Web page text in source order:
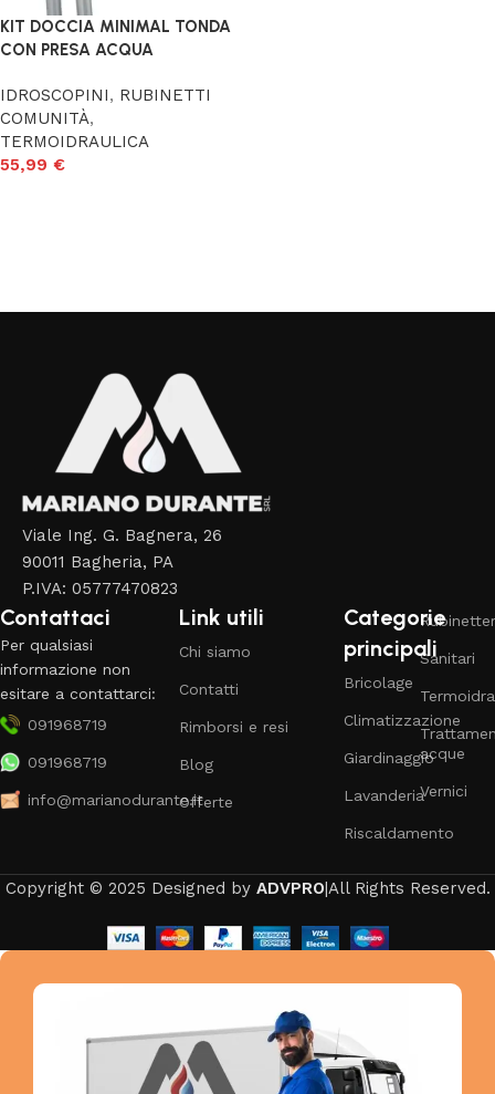
KIT DOCCIA MINIMAL TONDA
CON PRESA ACQUA
IDROSCOPINI, RUBINETTI
COMUNITÀ,
TERMOIDRAULICA
55,99 €
Viale Ing. G. Bagnera, 26
90011 Bagheria, PA
P.IVA: 05777470823
Contattaci
Per qualsiasi
informazione non
esitare a contattarci:
091968719
091968719
info@marianodurante.it
Link utili
Chi siamo
Contatti
Rimborsi e resi
Blog
Offerte
Categorie
principali
Bricolage
Climatizzazione
Giardinaggio
Lavanderia
Riscaldamento
Sanitari
acque
Vernici
Copyright © 2025 Designed by ADVPRO|All Rights Reserved.